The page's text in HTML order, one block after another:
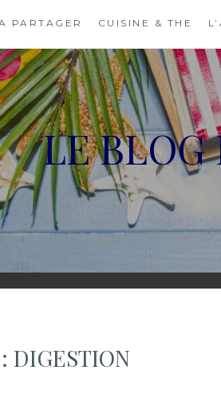
PARTAGER CUISINE & THE
LE BLOG
DIGESTION